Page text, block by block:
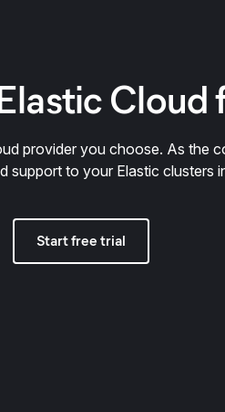
Cloud
provider you choose. As the
support to your Elastic clusters
Start free trial